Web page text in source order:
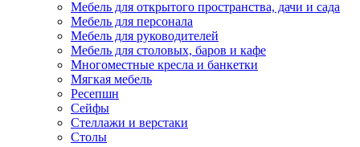
Мебель для открытого пространства, дачи и сада
Мебель для персонала
Мебель для руководителей
Мебель для столовых, баров и кафе
Многоместные кресла и банкетки
Мягкая мебель
Ресепшн
Сейфы
Стеллажи и верстаки
Столы